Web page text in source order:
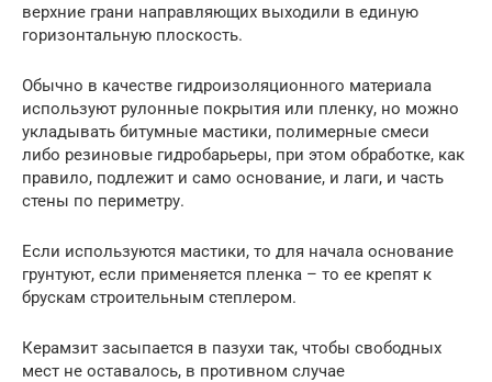
верхние грани направляющих выходили в единую
горизонтальную плоскость.
Обычно в качестве гидроизоляционного материала
используют рулонные покрытия или пленку, но можно
укладывать битумные мастики, полимерные смеси
либо резиновые гидробарьеры, при этом обработке, как
правило, подлежит и само основание, и лаги, и часть
стены по периметру.
Если используются мастики, то для начала основание
грунтуют, если применяется пленка – то ее крепят к
брускам строительным степлером.
Керамзит засыпается в пазухи так, чтобы свободных
мест не оставалось, в противном случае